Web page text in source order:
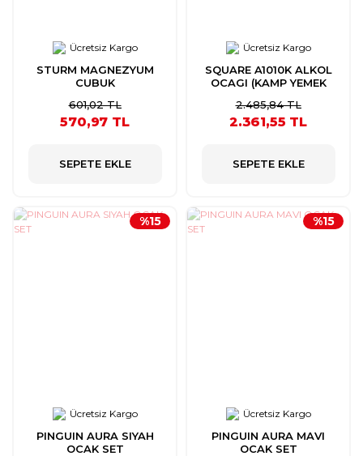
Ücretsiz Kargo
STURM MAGNEZYUM
CUBUK
601,02 TL
570,97 TL
SEPETE EKLE
Ücretsiz Kargo
SQUARE A1010K ALKOL
OCAGI (KAMP YEMEK
2.485,84 TL
2.361,55 TL
SEPETE EKLE
Ücretsiz Kargo
PINGUIN AURA SIYAH
OCAK SET
%15
Ücretsiz Kargo
PINGUIN AURA MAVI
OCAK SET
%15